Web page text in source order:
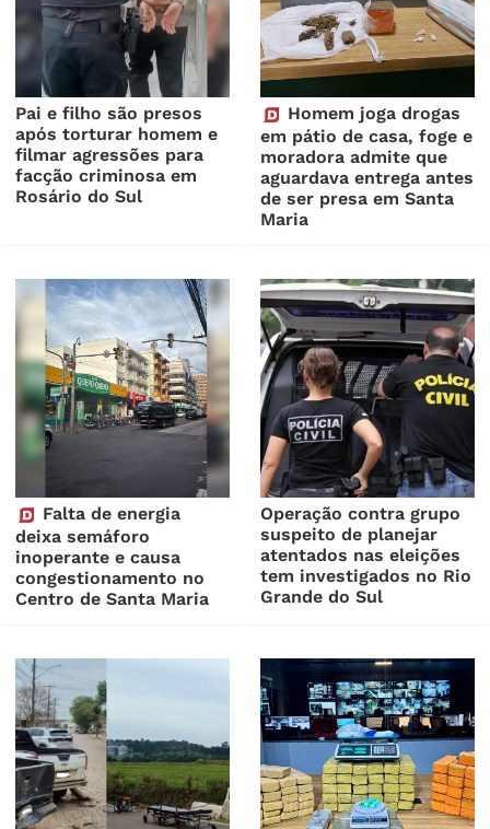
Pai e filho são presos
após torturar homem e
filmar agressões para
facção criminosa em
Rosário do Sul
Homem joga drogas
em pátio de casa, foge e
moradora admite que
aguardava entrega antes
de ser presa em Santa
Maria
Falta de energia
deixa semáforo
inoperante e causa
congestionamento no
Centro de Santa Maria
Operação contra grupo
suspeito de planejar
atentados nas eleições
tem investigados no Rio
Grande do Sul